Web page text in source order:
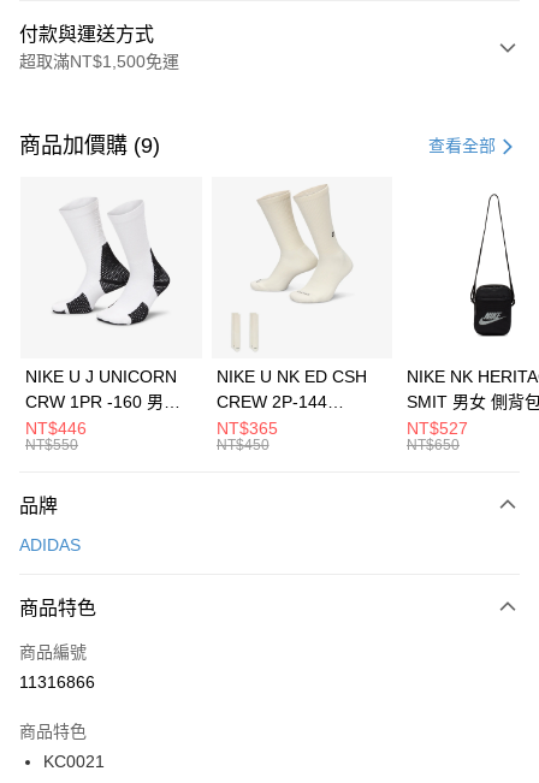
付款與運送方式
超取滿NT$1,500免運
信用卡一次付款
3 期 0 利率 每期 21家銀行
合作金庫商業銀行
第一商業銀行
華南商業銀行
彰化商業銀行
上海商業儲蓄銀行
元大商業銀行
台灣樂天信用卡公司
Apple Pay
全盈+PAY
AFTEE先享後付
【關於「AFTEE先享後付」】
便利好安心！
３．安心：先確認商品／服務後，再付款。
【「AFTEE先享後付」結帳流程】
１．於結帳方式選擇「AFTEE先享後付」後，將跳轉至「AFTEE先享後付」
２．訂單成立數日內，您將收到繳費通知簡訊。
３．收到繳費通知簡訊後14天內，點擊此簡訊中的連結，可透過四大超商／
ATM／網路銀行／等多元方式進行付款，方視為交易完成。
運送方式
每筆NT$100，滿NT$1,500(含以上)免運費
宅配
每筆NT$100，滿NT$1,500(含以上)免運費
付款後門市自取
每筆NT$100，滿NT$1,500(含以上)免運費
商品加價購 (9) 查看全部
NIKE U J UNICORN
CRW 1PR -160 男女
中統襪 FZ3393100
NT$446
NT$550
NIKE U NK ED CSH
CREW 2P-144
EMBRDY 男女 短統襪
FZ3073133
NT$365
NT$450
NIKE NK
SMIT 男女 側背
BA5871010
NT$527
NT$650
品牌
ADIDAS
商品特色
商品編號
11316866
商品特色
KC0021